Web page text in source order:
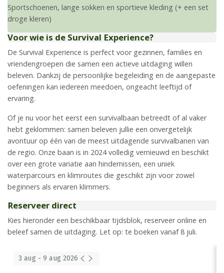
Sportschoenen, lange sokken en sportieve kleding (+ een set
droge kleren)
Voor wie is de Survival Experience?
De Survival Experience is perfect voor gezinnen, families en
vriendengroepen die samen een actieve uitdaging willen
beleven. Dankzij de persoonlijke begeleiding en de aangepaste
oefeningen kan iedereen meedoen, ongeacht leeftijd of
ervaring.
Of je nu voor het eerst een survivalbaan betreedt of al vaker
hebt geklommen: samen beleven jullie een onvergetelijk
avontuur op één van de meest uitdagende survivalbanen van
de regio. Onze baan is in 2024 volledig vernieuwd en beschikt
over een grote variatie aan hindernissen, een uniek
waterparcours en klimroutes die geschikt zijn voor zowel
beginners als ervaren klimmers.
Reserveer direct
Kies hieronder een beschikbaar tijdsblok, reserveer online en
beleef samen de uitdaging. Let op: te boeken vanaf 8 juli.